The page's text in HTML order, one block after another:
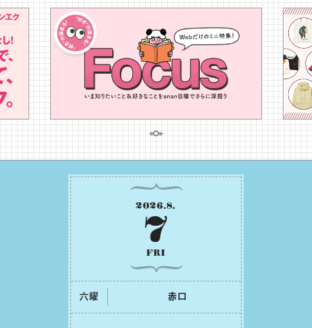
2026.8.
7
FRI
六曜 ⾚⼝